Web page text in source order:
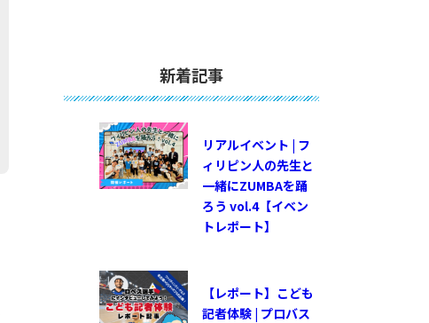
新着記事
リアルイベント | フ
ィリピン人の先生と
一緒にZUMBAを踊
ろう vol.4【イベン
トレポート】
【レポート】こども
記者体験 | プロバス